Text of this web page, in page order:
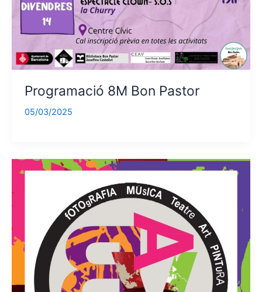
Programació 8M Bon Pastor
05/03/2025